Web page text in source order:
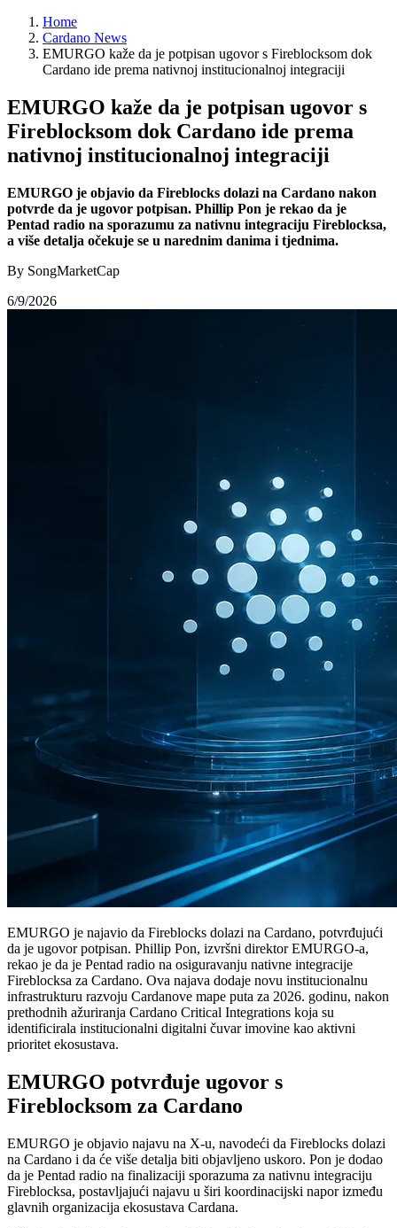
Home
Cardano News
EMURGO kaže da je potpisan ugovor s Fireblocksom dok
Cardano ide prema nativnoj institucionalnoj integraciji
EMURGO kaže da je potpisan ugovor s
Fireblocksom dok Cardano ide prema
nativnoj institucionalnoj integraciji
EMURGO je objavio da Fireblocks dolazi na Cardano nakon
potvrde da je ugovor potpisan. Phillip Pon je rekao da je
Pentad radio na sporazumu za nativnu integraciju Fireblocksa,
a više detalja očekuje se u narednim danima i tjednima.
By SongMarketCap
6/9/2026
EMURGO je najavio da Fireblocks dolazi na Cardano, potvrđujući
da je ugovor potpisan. Phillip Pon, izvršni direktor EMURGO-a,
rekao je da je Pentad radio na osiguravanju nativne integracije
Fireblocksa za Cardano. Ova najava dodaje novu institucionalnu
infrastrukturu razvoju Cardanove mape puta za 2026. godinu, nakon
prethodnih ažuriranja Cardano Critical Integrations koja su
identificirala institucionalni digitalni čuvar imovine kao aktivni
prioritet ekosustava.
EMURGO potvrđuje ugovor s
Fireblocksom za Cardano
EMURGO je objavio najavu na X-u, navodeći da Fireblocks dolazi
na Cardano i da će više detalja biti objavljeno uskoro. Pon je dodao
da je Pentad radio na finalizaciji sporazuma za nativnu integraciju
Fireblocksa, postavljajući najavu u širi koordinacijski napor između
glavnih organizacija ekosustava Cardana.